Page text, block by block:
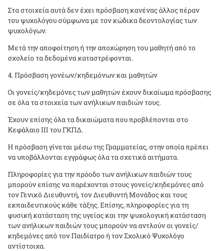
Στα στοιχεία αυτά δεν έχει πρόσβαση κανένας άλλος πέραν
του ψυχολόγου σύμφωνα με τον κώδικα δεοντολογίας των
ψυχολόγων.
Μετά την αποφοίτηση ή την αποχώρηση του μαθητή από το
σχολείο τα δεδομένα καταστρέφονται.
Πρόσβαση γονέων/κηδεμόνων και μαθητών
Οι γονείς/κηδεμόνες των μαθητών έχουν δικαίωμα πρόσβασης
σε όλα τα στοιχεία των ανήλικων παιδιών τους.
Έχουν επίσης όλα τα δικαιώματα που προβλέπονται στο
Κεφάλαιο ΙΙΙ του ΓΚΠΔ.
Η πρόσβαση γίνεται μέσω της Γραμματείας, στην οποία πρέπει
να υποβάλλονται εγγράφως όλα τα σχετικά αιτήματα.
Πληροφορίες για την πρόοδο των ανήλικων παιδιών τους
μπορούν επίσης να παρέχονται στους γονείς/κηδεμόνες από
τον Γενικό Διευθυντή, τον Διευθυντή Μονάδος και τους
εκπαιδευτικούς κάθε τάξης. Επίσης, πληροφορίες για τη
φυσική κατάσταση της υγείας και την ψυχολογική κατάσταση
των ανήλικων παιδιών τους μπορούν να αντλούν οι γονείς/
κηδεμόνες από τον Παιδίατρο ή τον Σχολικό Ψυχολόγο
αντίστοιχα.